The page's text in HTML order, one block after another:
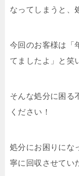
なってしまうと、
今回のお客様は「
てましたよ」と笑
そんな処分に困る
ください！
処分にお困りにな
寧に回収させてい